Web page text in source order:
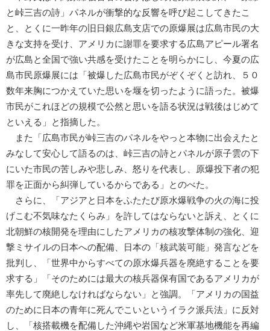
と峠三吉の詩」パネルが衝撃的な反響を呼び起こしてきたこ
と、とくに一昨年の旧日銀広島支店での原爆展は広島市民の大
きな支持を受け、アメリカに謝罪を要求する広島アピール署名
が広島と全国で強い共感を受けたことを明らかにし、今夏の広
島市民原爆展には「被爆した広島市民がぞくぞくと訪れ、５０
数年来胸につかえていた思いを堰を切ったように語った。被爆
市民がこれほどの規模で公然と思いを語る状況は戦後はじめて
といえる」と指摘した。
また「広島市民が峠三吉のパネルをやっと本物に出会えたと
みなして安心して語るのは、峠三吉の詩とパネルが原子雲の下
にいた市民の苦しみや悲しみ、怒りを代表し、原爆投下者の犯
罪を正面から糾弾しているからである」とのべた。
さらに、「アジアと日本をふたたび原水爆戦争の火の海に投
げこむ不気味なたくらみ」を許してはならないと訴え、とくに
北朝鮮の核開発を理由にしたアメリカの核攻撃体制の強化、迎
撃ミサイルの日本への配備、日本の「核武装可能」発言などを
批判し、「世界中からすべての原水爆兵器を廃絶することを要
求する」「そのためには最大の核兵器保有国であるアメリカが
率先して廃絶しなければならない」と強調。「アメリカの国益
のために日本の青年に死んでこいというイラク派兵法」に反対
し、「核搭載機を配備した沖縄や岩国など米軍基地機能を再編